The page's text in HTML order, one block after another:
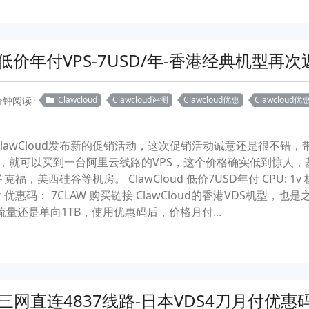
价年付VPS-7USD/年-香港经典机型再
钟阅读 Clawcloud Clawcloud评测 Clawcloud优惠 Clawcloud优
发布新的促销活动，这次促销活动诚意还是很不错，
就可以买到一台阿里云线路的VPS，这个价格确实低到惊人
福，美西硅谷等机房。 ClawCloud 低价7USD年付 CPU: 1v
惠码： 7CLAW 购买链接 ClawCloud的香港VDS机型，也
还是单向1TB，使用优惠码后，价格月付...
网直连4837线路-日本VDS4刀月付优惠